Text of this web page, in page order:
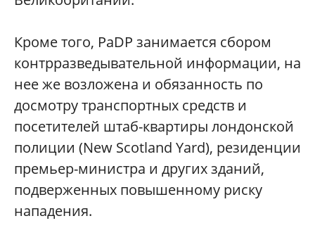
Кроме того, PaDP занимается сбором
контрразведывательной информации, на
нее же возложена и обязанность по
досмотру транспортных средств и
посетителей штаб-квартиры лондонской
полиции (New Scotland Yard), резиденции
премьер-министра и других зданий,
подверженных повышенному риску
нападения.